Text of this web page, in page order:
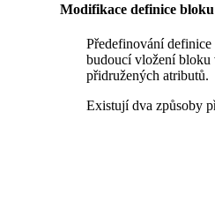
Modifikace definice bloku
Předefinování
budoucí vložení bloku
přidružených atributů.
Existují dva způsoby